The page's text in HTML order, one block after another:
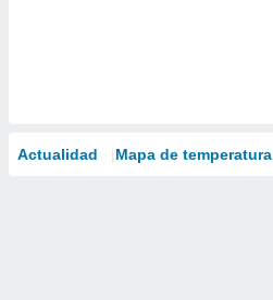
Actualidad Mapa de temperatura